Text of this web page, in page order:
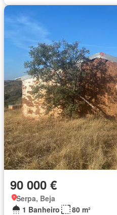
90 000 €
Serpa, Beja
1 Banheiro
80 m²